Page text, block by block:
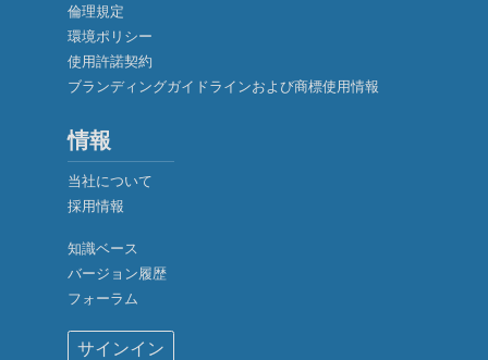
倫理規定
環境ポリシー
使用許諾契約
ブランディングガイドラインおよび商標使用情報
情報
当社について
採用情報
知識ベース
バージョン履歴
フォーラム
サインイン
厳密に必要なクッキー
機能性クッキー（推奨）